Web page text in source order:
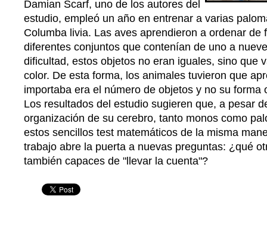
Damian Scarf, uno de los autores del
estudio, empleó un año en entrenar a varias
Columba livia. Las aves aprendieron a ordenar de
diferentes conjuntos que contenían de uno a
dificultad, estos objetos no eran iguales, sino que
color. De esta forma, los animales tuvieron que
importaba era el número de objetos y no su forma
Los resultados del estudio sugieren que, a pesar
organización de su cerebro, tanto monos como
estos sencillos test matemáticos de la misma
trabajo abre la puerta a nuevas preguntas: ¿qué
también capaces de "llevar la cuenta"?